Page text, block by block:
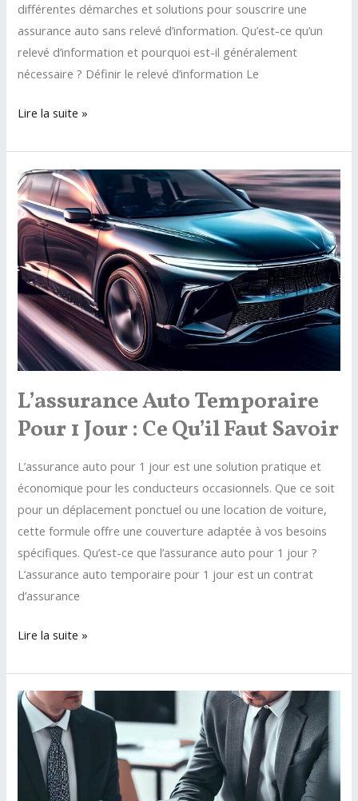
différentes démarches et solutions pour souscrire une
assurance auto sans relevé d’information. Qu’est-ce qu’un
relevé d’information et pourquoi est-il généralement
nécessaire ? Définir le relevé d’information Le
Tout
qu’il
faut
savoir
sur
l’assurance
auto
sans
relevé
d’information
Lire la suite »
L’assurance Auto Temporaire
Pour 1 Jour : Ce Qu’il Faut Savoir
L’assurance auto pour 1 jour est une solution pratique et
économique pour les conducteurs occasionnels. Que ce soit
pour un déplacement ponctuel ou une location de voiture,
cette formule offre une couverture adaptée à vos besoins
spécifiques. Qu’est-ce que l’assurance auto pour 1 jour ?
L’assurance auto temporaire pour 1 jour est un contrat
d’assurance
L’assurance
temporaire
pour
jour
Lire la suite »